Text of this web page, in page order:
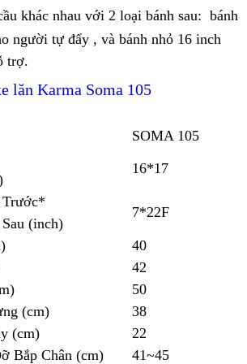
khác nhau với 2 loại bánh sau: bánh
người tự đẩy , và bánh nhỏ 16 inch
trợ.
lăn Karma Soma 105
SOMA 105
16*17
(inch)
7*22F
40
42
50
(cm)
38
(cm)
22
Bắp Chân (cm)
41~45